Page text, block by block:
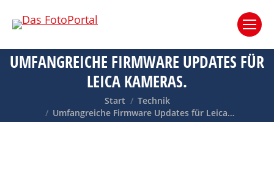
UMFANGREICHE FIRMWARE UPDATES FÜR
LEICA KAMERAS.
Sie befinden sich hier:
Start
Technik
Umfangreiche Firmware Updates für Leica…